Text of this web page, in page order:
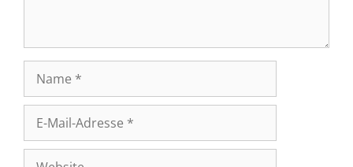
Mail-
Adresse
Website